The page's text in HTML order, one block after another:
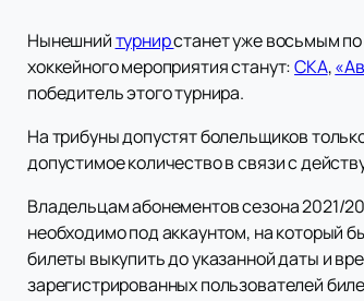
Нынешнийтурнирстанет уже восьмым
хоккейного мероприятия станут:СКА,
победитель этого турнира.
На трибуны допустят болельщиков
допустимое количество в связи с
Владельцам абонементов сезона 2021/
необходимо под аккаунтом, на который
билеты выкупить до указанной даты и
зарегистрированных пользователей